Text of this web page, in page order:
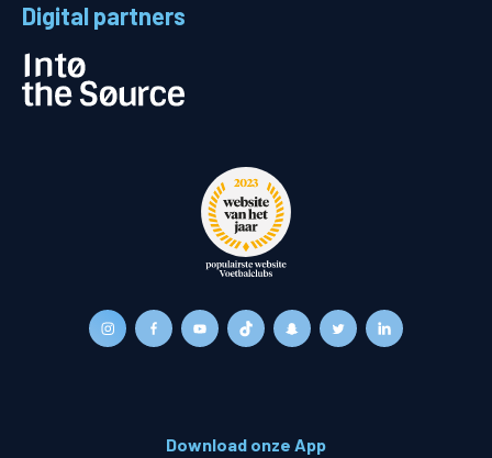
Digital partners
Download onze App